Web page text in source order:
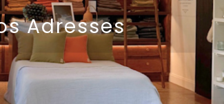
Adresses